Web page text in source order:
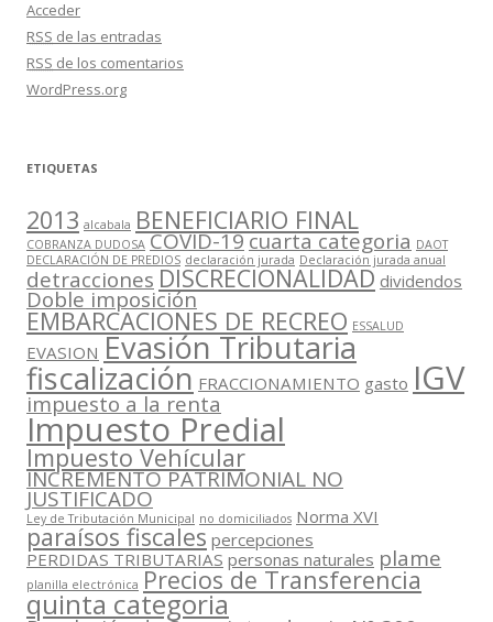
Acceder
RSS de las entradas
RSS de los comentarios
WordPress.org
ETIQUETAS
2013 alcabala BENEFICIARIO FINAL
COBRANZA DUDOSA COVID-19cuarta categoria DAOT
DECLARACIÓN DE PREDIOS declaración jurada Declaración jurada anual
detracciones DISCRECIONALIDAD dividendos
Doble imposición
EMBARCACIONES DE RECREO ESSALUD
EVASION Evasión Tributaria
fiscalización FRACCIONAMIENTO gasto IGV
impuesto a la renta
Impuesto Predial
Impuesto Vehícular
INCREMENTO PATRIMONIAL NO
JUSTIFICADO
Ley de Tributación Municipal no domiciliados Norma XVI
paraísos fiscales percepciones
PERDIDAS TRIBUTARIAS personas naturales plame
planilla electrónica Precios de Transferencia
quinta categoria